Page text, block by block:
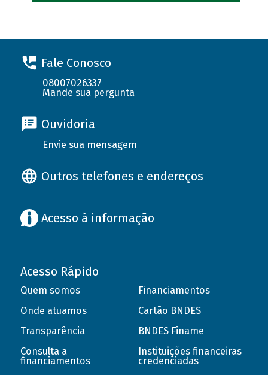
Fale Conosco
08007026337
Mande sua pergunta
Ouvidoria
Envie sua mensagem
Outros telefones e endereços
Acesso à informação
Acesso Rápido
Quem somos
Onde atuamos
Transparência
Consulta a
financiamentos
Financiamentos
Cartão BNDES
BNDES Finame
Instituições financeiras
credenciadas